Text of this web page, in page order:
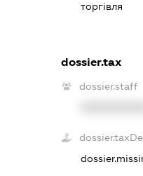
торгівля
dossier.tax
dossier.staff